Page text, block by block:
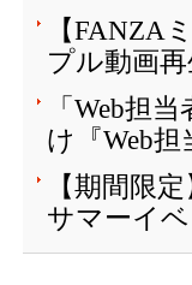
【FANZA
プル動画
「Web担
け『Web
【期間限
サマーイ